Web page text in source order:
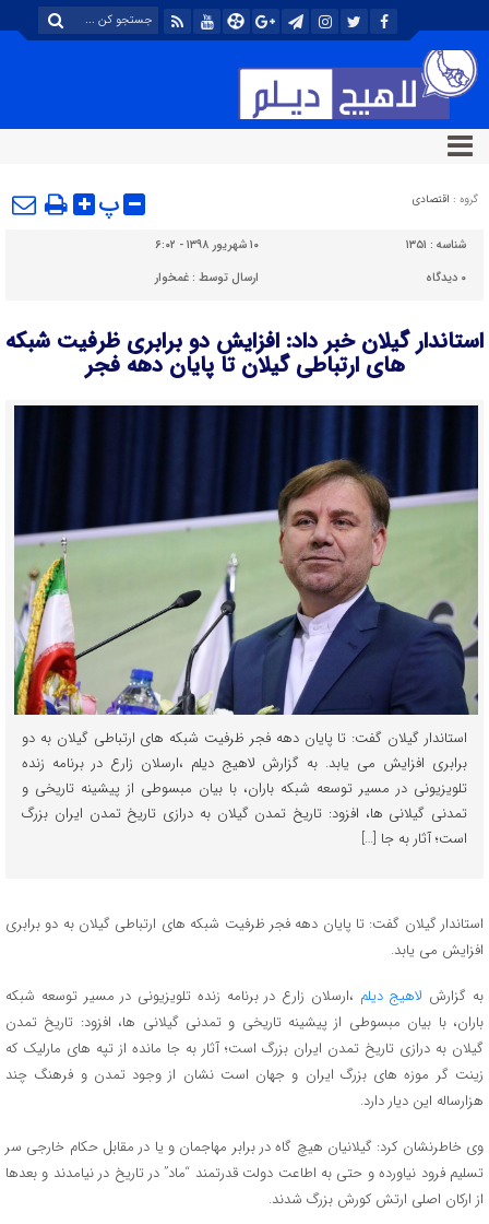
گروه : اقتصادی پ
شناسه : ۱۳۵۱
۱۰ شهریور ۱۳۹۸ - ۶:۰۲
۰ دیدگاه ارسال توسط :غمخوار
استاندار گیلان خبر داد: افزایش دو برابری ظرفیت شبکه
های ارتباطی گیلان تا پایان دهه فجر
استاندار گیلان گفت: تا پایان دهه فجر ظرفیت شبکه های ارتباطی گیلان به دو
برابری افزایش می یابد. به گزارش لاهیج دیلم ،ارسلان زارع در برنامه زنده
تلویزیونی در مسیر توسعه شبکه باران، با بیان مبسوطی از پیشینه تاریخی و
تمدنی گیلانی ها، افزود: تاریخ تمدن گیلان به درازی تاریخ تمدن ایران بزرگ
است؛ آثار به جا […]
استاندار گیلان گفت: تا پایان دهه فجر ظرفیت شبکه های ارتباطی گیلان به دو برابری
افزایش می یابد.
به گزارش لاهیج دیلم ،ارسلان زارع در برنامه زنده تلویزیونی در مسیر توسعه شبکه
باران، با بیان مبسوطی از پیشینه تاریخی و تمدنی گیلانی ها، افزود: تاریخ تمدن
گیلان به درازی تاریخ تمدن ایران بزرگ است؛ آثار به جا مانده از تپه های مارلیک که
زینت گر موزه های بزرگ ایران و جهان است نشان از وجود تمدن و فرهنگ چند
هزارساله این دیار دارد.
وی خاطرنشان کرد: گیلانیان هیچ گاه در برابر مهاجمان و یا در مقابل حکام خارجی سر
تسلیم فرود نیاورده و حتی به اطاعت دولت قدرتمند “ماد” در تاریخ در نیامدند و بعدها
از ارکان اصلی ارتش کورش بزرگ شدند.